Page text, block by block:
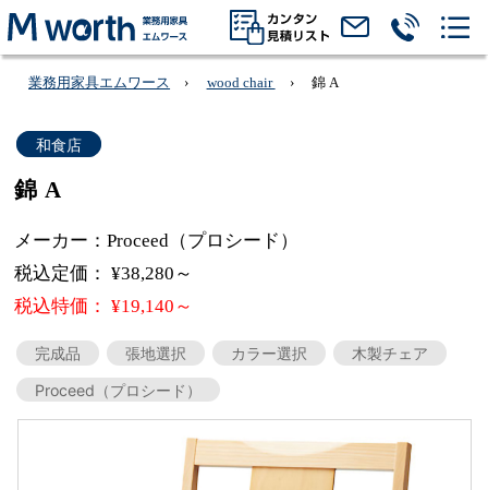
業務用家具エムワース wood chair 錦 A
和食店
錦 A
メーカー：Proceed（プロシード）
税込定価： ¥38,280～
税込特価： ¥19,140～
完成品 張地選択 カラー選択
木製チェア
Proceed（プロシード）